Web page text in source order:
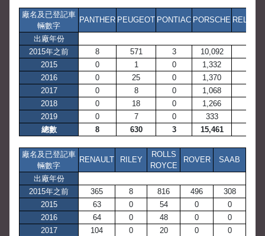
廠名及已登記車
輛數字
PANTHER PEUGEOT PONTIAC PORSCHE RELIANT
出廠年份
2015年之前
8 571 3 10,092
2015
0 1 0 1,332
2016
0 25 0 1,370
2017
0 8 0 1,068
2018
0 18 0 1,266
2019
0 7 0 333
總數
8 630 3 15,461
廠名及已登記車
輛數字
RENAULT RILEY
ROLLS
ROYCE
ROVER SAAB
出廠年份
2015年之前
365 8 816 496
308
2015
63 0 54 0
0
2016
64 0 48 0
0
2017
104 0 20 0
0